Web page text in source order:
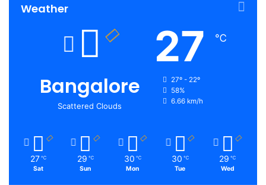
Weather
Bangalore
Scattered Clouds
27 ℃
27º - 22º
58%
6.66 km/h
27 ℃
Sat
29 ℃
Sun
30 ℃
Mon
30 ℃
Tue
29 ℃
Wed